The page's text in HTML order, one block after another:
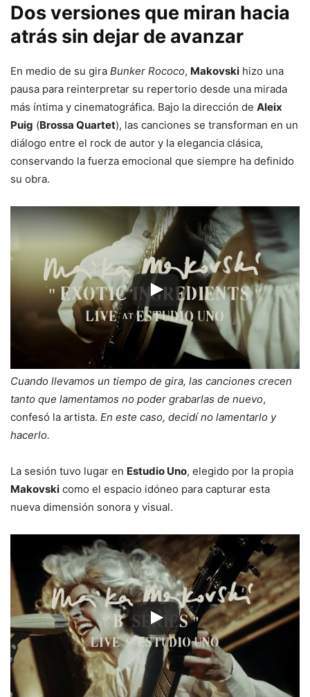
Dos versiones que miran hacia
atrás sin dejar de avanzar
En medio de su gira Bunker Rococo, Makovski hizo una
pausa para reinterpretar su repertorio desde una mirada
más íntima y cinematográfica. Bajo la dirección de Aleix
Puig (Brossa Quartet), las canciones se transforman en un
diálogo entre el rock de autor y la elegancia clásica,
conservando la fuerza emocional que siempre ha definido
su obra.
Cuando llevamos un tiempo de gira, las canciones crecen
tanto que lamentamos no poder grabarlas de nuevo,
confesó la artista. En este caso, decidí no lamentarlo y
hacerlo.
La sesión tuvo lugar en Estudio Uno, elegido por la propia
Makovski como el espacio idóneo para capturar esta
nueva dimensión sonora y visual.